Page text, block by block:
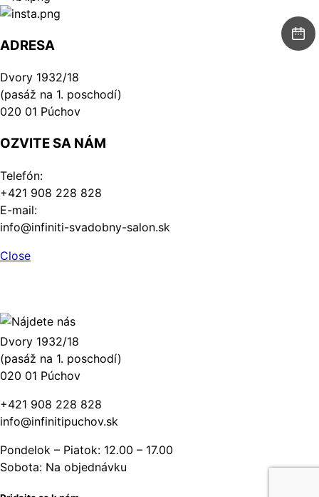
ADRESA
Dvory 1932/18
(pasáž na 1. poschodí)
020 01 Púchov
OZVITE SA NÁM
Telefón:
+421 908 228 828
E-mail:
info@infiniti-svadobny-salon.sk
Close
Dvory 1932/18
(pasáž na 1. poschodí)
020 01 Púchov
+421 908 228 828
info@infinitipuchov.sk
Pondelok – Piatok: 12.00 – 17.00
Sobota: Na objednávku